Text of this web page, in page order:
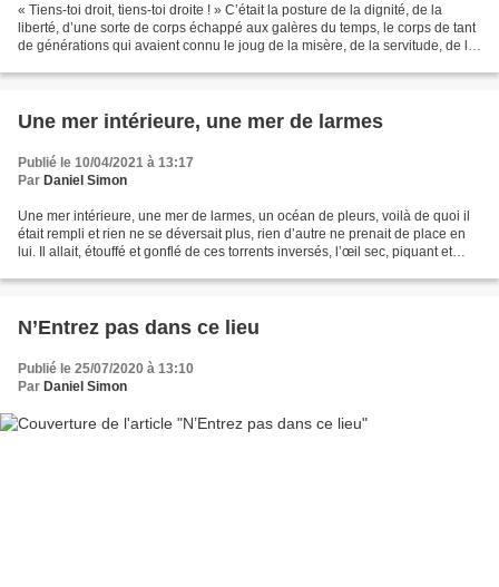
« Tiens-toi droit, tiens-toi droite ! » C’était la posture de la dignité, de la
liberté, d’une sorte de corps échappé aux galères du temps, le corps de tant
de générations qui avaient connu le joug de la misère, de la servitude, de la
Une mer intérieure, une mer de larmes
Publié le 10/04/2021 à 13:17
Par Daniel Simon
Une mer intérieure, une mer de larmes, un océan de pleurs, voilà de quoi il
était rempli et rien ne se déversait plus, rien d’autre ne prenait de place en
lui. Il allait, étouffé et gonflé de ces torrents inversés, l’œil sec, piquant et
N’Entrez pas dans ce lieu
Publié le 25/07/2020 à 13:10
Par Daniel Simon